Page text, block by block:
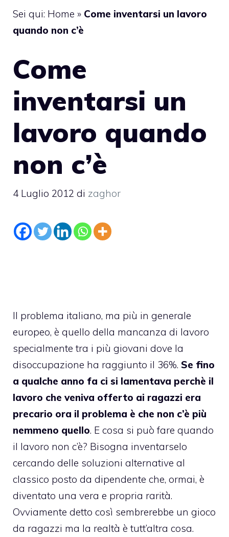
Sei qui: Home » Come inventarsi un lavoro
quando non c’è
Come
inventarsi un
lavoro quando
non c’è
4 Luglio 2012 di zaghor
Il problema italiano, ma più in generale
europeo, è quello della mancanza di lavoro
specialmente tra i più giovani dove la
disoccupazione ha raggiunto il 36%. Se fino
a qualche anno fa ci si lamentava perchè il
lavoro che veniva offerto ai ragazzi era
precario ora il problema è che non c’è più
nemmeno quello. E cosa si può fare quando
il lavoro non c’è? Bisogna inventarselo
cercando delle soluzioni alternative al
classico posto da dipendente che, ormai, è
diventato una vera e propria rarità.
Ovviamente detto così sembrerebbe un gioco
da ragazzi ma la realtà è tutt’altra cosa.